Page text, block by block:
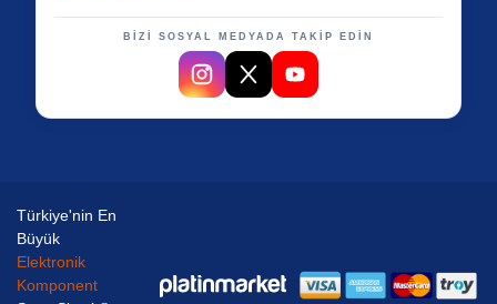
BİZİ SOSYAL MEDYADA TAKİP EDİN
Türkiye'nin En
Büyük
Elektronik
Komponent